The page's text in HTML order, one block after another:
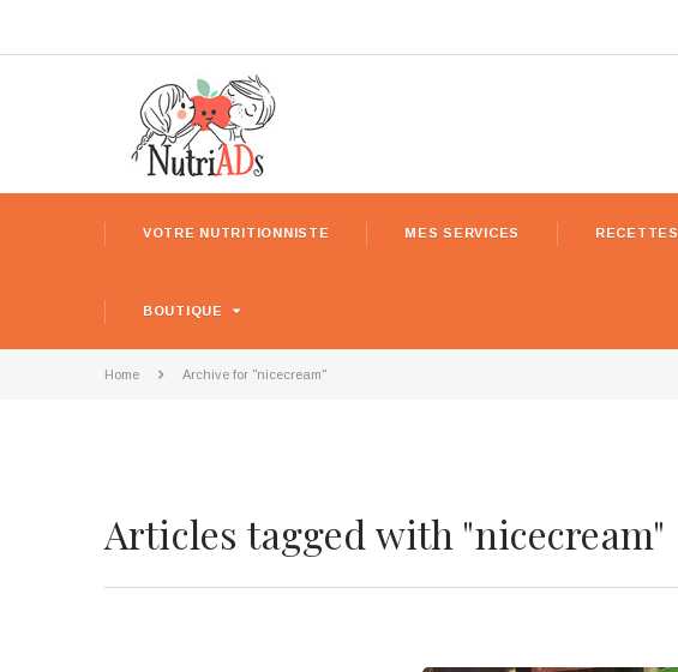
VOTRE NUTRITIONNISTE MES SERVICES RECETTES
BOUTIQUE
Home Archive for "nicecream"
Articles tagged with "nicecream"